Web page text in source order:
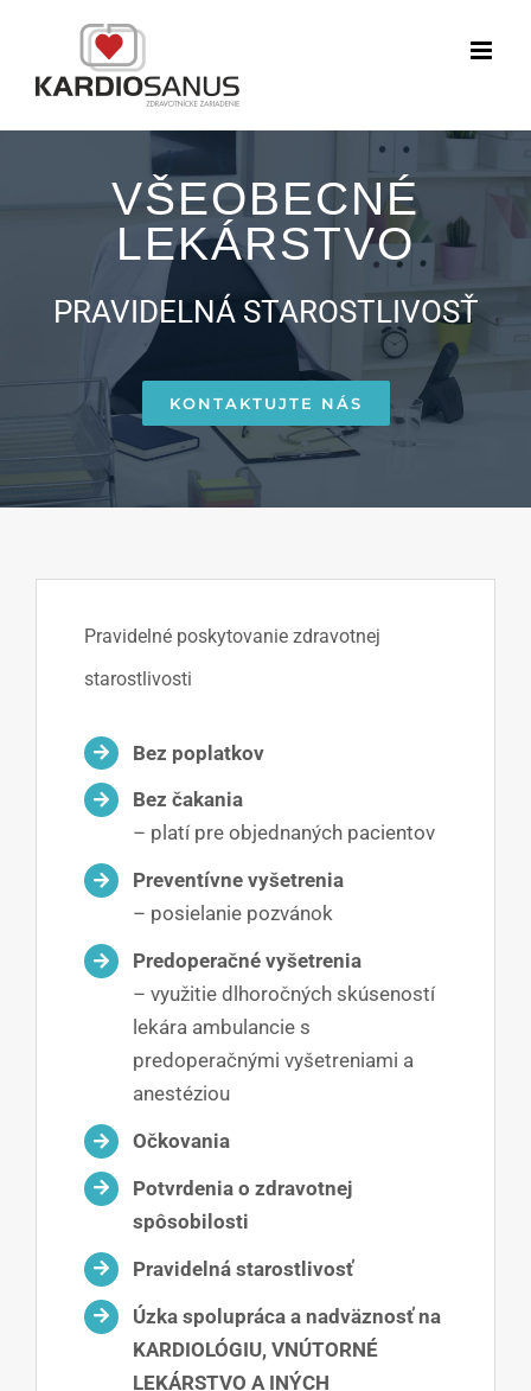
VŠEOBECNÉ
LEKÁRSTVO
PRAVIDELNÁ STAROSTLIVOSŤ
KONTAKTUJTE NÁS
Pravidelné poskytovanie zdravotnej
starostlivosti
Bez poplatkov
Bez čakania
– platí pre objednaných pacientov
Preventívne vyšetrenia
– posielanie pozvánok
Predoperačné vyšetrenia
– využitie dlhoročných skúseností
lekára ambulancie s
predoperačnými vyšetreniami a
anestéziou
Očkovania
Potvrdenia o zdravotnej
spôsobilosti
Pravidelná starostlivosť
Úzka spolupráca a nadväznosť na
KARDIOLÓGIU, VNÚTORNÉ
LEKÁRSTVO A INÝCH